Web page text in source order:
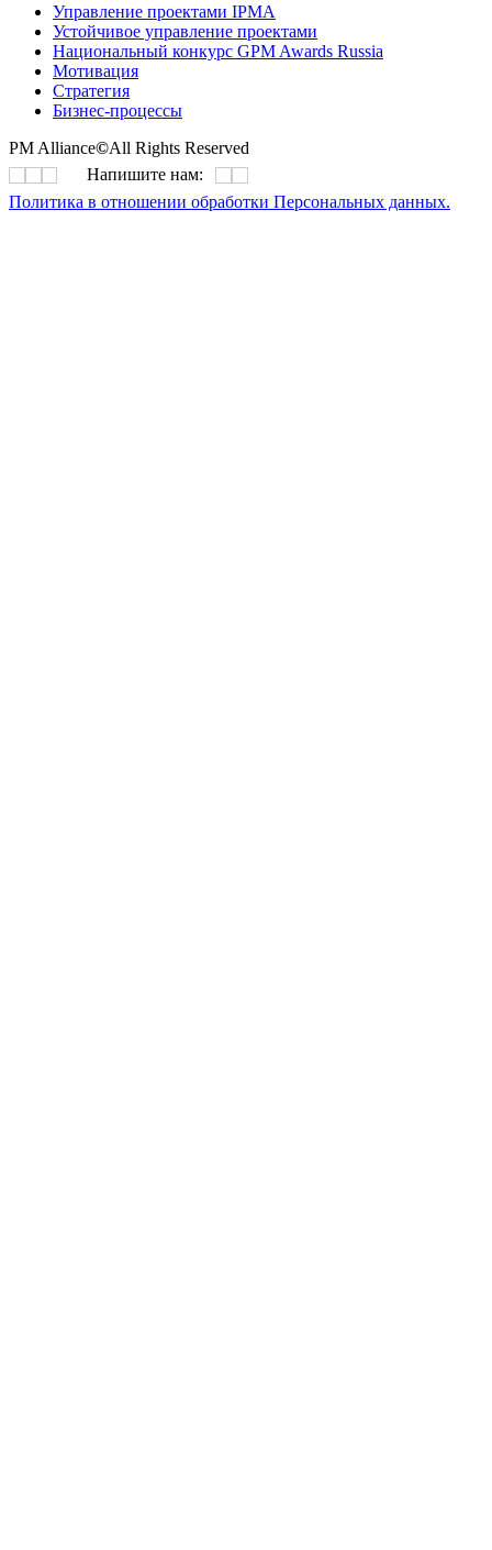
Управление проектами IPMA
Устойчивое управление проектами
Национальный конкурс GPM Awards Russia
Мотивация
Стратегия
Бизнес-процессы
PM Alliance©All Rights Reserved
Напишите нам:
Политика в отношении обработки Персональных данных.